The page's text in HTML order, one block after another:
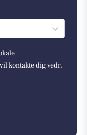
kontakte dig vedr.